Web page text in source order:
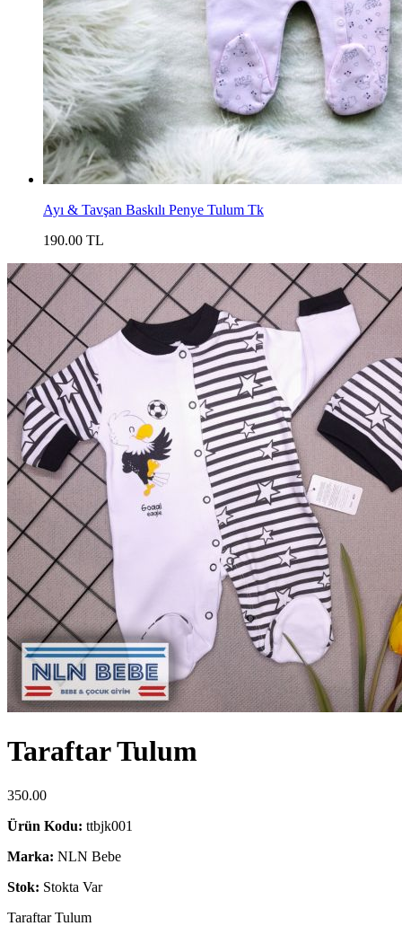
Ayı & Tavşan Baskılı Penye Tulum Tk
190.00 TL
Taraftar Tulum
350.00
Ürün Kodu: ttbjk001
Marka: NLN Bebe
Stok: Stokta Var
Taraftar Tulum